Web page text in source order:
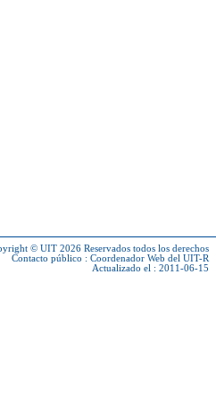
© UIT 2026 Reservados todos los derechos
Contacto público : Coordenador Web del UIT-R
Actualizado el : 2011-06-15